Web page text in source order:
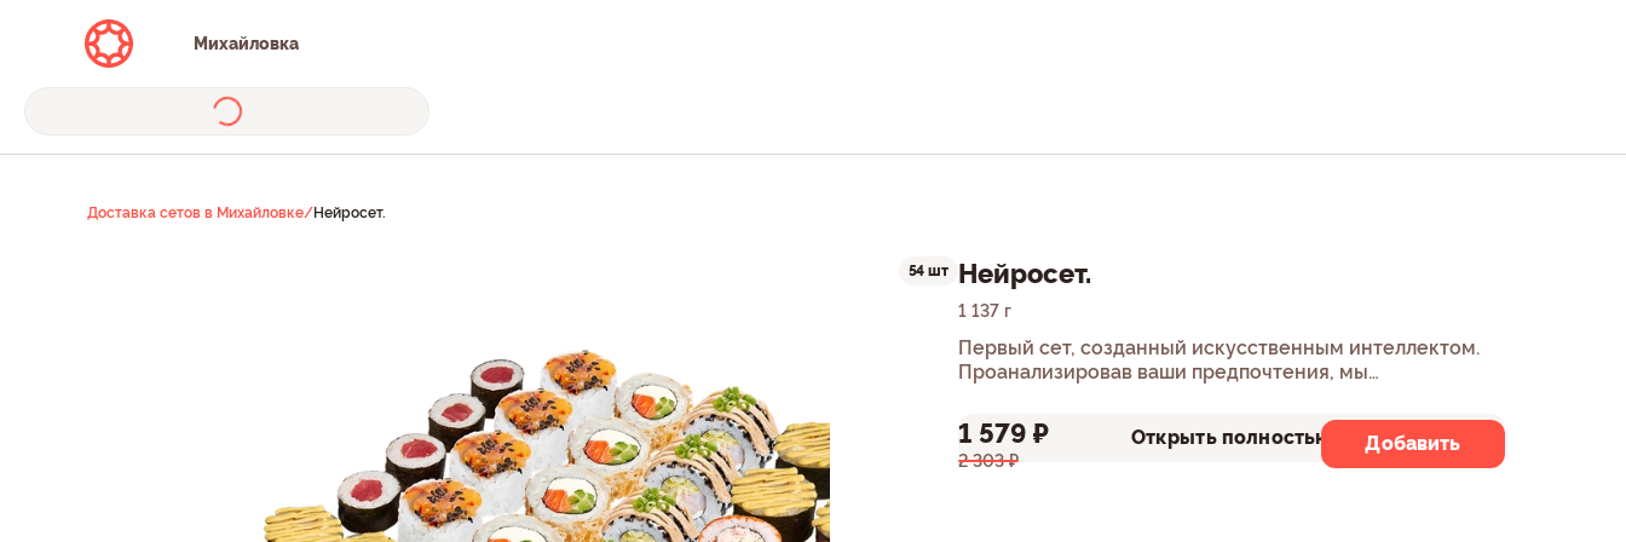
Михайловка
Доставка сетов в Михайловке/Нейросет.
54 шт Нейросет.
1 137 г
Первый сет, созданный искусственным интеллектом.
Проанализировав ваши предпочтения, мы
формула для вашего наслаждения готова!
Открыть полностью
1 579 ₽
2 303 ₽
Добавить